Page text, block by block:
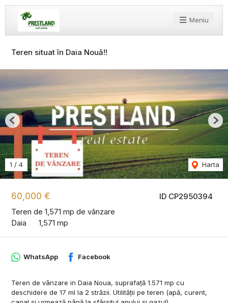
Meniu
Teren situat în Daia Nouă!!
ID CP2950394
60,000 €
Teren de 1,571 mp de vânzare
Daia
1,571 mp
1 / 4 Harta
Previous
WhatsApp Facebook
Teren de vânzare in Daia Noua, suprafață 1.571 mp cu
deschidere de 17 ml la 2 străzii. Utilității pe teren (apă, curent,